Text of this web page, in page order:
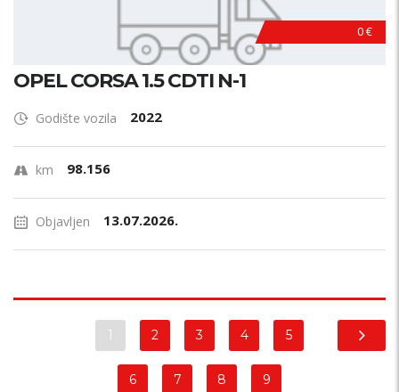
0 €
OPEL CORSA 1.5 CDTI N-1
Godište vozila 2022
km 98.156
Objavljen 13.07.2026.
1 2 3 4 5
6 7 8 9